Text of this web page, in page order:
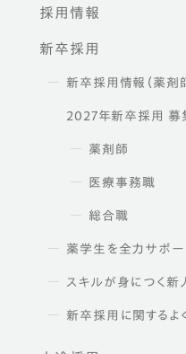
採用情報
新卒採用
新卒採用情報（薬剤
2027年新卒採用 募
薬剤師
医療事務職
総合職
薬学生を全力サポー
スキルが身につく新
新卒採用に関するよ